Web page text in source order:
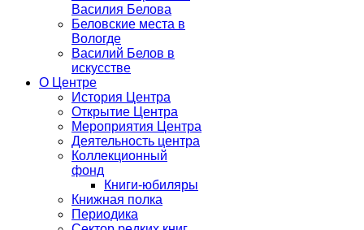
Василия Белова
Беловские места в
Вологде
Василий Белов в
искусстве
О Центре
История Центра
Открытие Центра
Мероприятия Центра
Деятельность центра
Коллекционный
фонд
Книги-юбиляры
Книжная полка
Периодика